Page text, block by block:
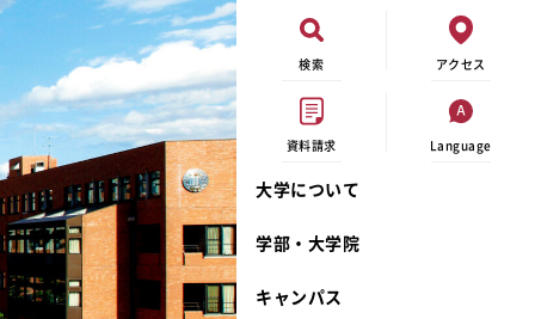
検索 アクセス
資料請求 Language
大学について
宮城学院 校歌
学部・大学院
キャンパス